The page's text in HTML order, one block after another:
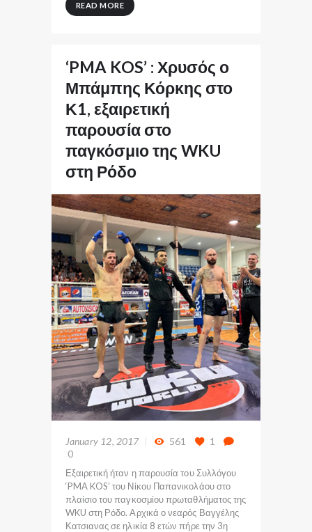
READ MORE
‘PMA KOS’ : Χρυσός ο
Μπάμπης Κόρκης στο
Κ1, εξαιρετική
παρουσία στο
παγκόσμιο της WKU
στη Ρόδο
January 12, 2017 561
1
0
Εξαιρετική ήταν η παρουσία του Συλλόγου
‘PMA KOS’ του Νίκου Παπανικολάου στο
πλαίσιο του παγκοσμίου πρωταθλήματος της
WKU στη Ρόδο. Αρχικά ο νεαρός Βαγγέλης
Κατσιανας σε ηλικία 8 ετών πήρε την 3η